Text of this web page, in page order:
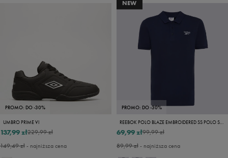
PROMO: DO -30%
UMBRO PRIME VI
229,99 zł
137,99 zł
149,49 zł- najniższa cena
NEW
PROMO: DO -30%
REEBOK POLO BLAZE EMBROIDERED SS POLO SHIRT
99,99 zł
69,99 zł
89,99 zł- najniższa cena